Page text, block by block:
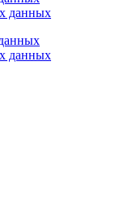
данных
данных